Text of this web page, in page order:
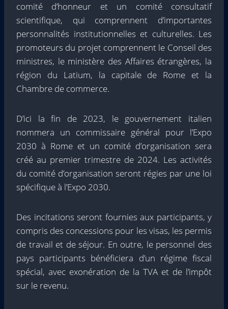
comité d’honneur et un comité consultatif
scientifique, qui comprennent d’importantes
personnalités institutionnelles et culturelles. Les
promoteurs du projet comprennent le Conseil des
ministres, le ministère des Affaires étrangères, la
région du Latium, la capitale de Rome et la
Chambre de commerce.
D’ici la fin de 2023, le gouvernement italien
nommera un commissaire général pour l’Expo
2030 à Rome et un comité d’organisation sera
créé au premier trimestre de 2024. Les activités
du comité d’organisation seront régies par une loi
spécifique à l’Expo 2030.
Des incitations seront fournies aux participants, y
compris des concessions pour les visas, les permis
de travail et de séjour. En outre, le personnel des
pays participants bénéficiera d’un régime fiscal
spécial, avec exonération de la TVA et de l’impôt
sur le revenu.